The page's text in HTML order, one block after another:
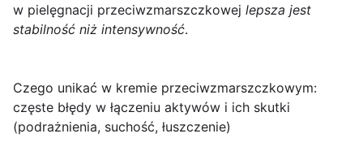
w pielęgnacji przeciwzmarszczkowej lepsza jest
stabilność niż intensywność.
Czego unikać w kremie przeciwzmarszczkowym:
częste błędy w łączeniu aktywów i ich skutki
(podrażnienia, suchość, łuszczenie)